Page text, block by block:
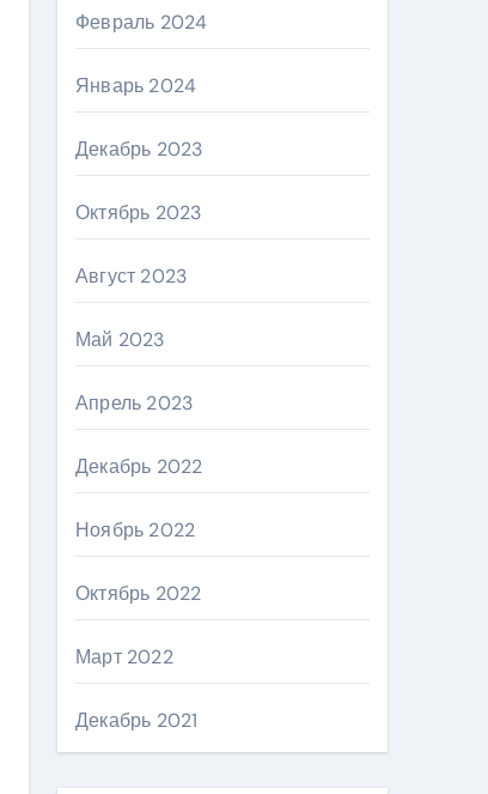
Февраль 2024
Январь 2024
Декабрь 2023
Октябрь 2023
Август 2023
Май 2023
Апрель 2023
Декабрь 2022
Ноябрь 2022
Октябрь 2022
Март 2022
Декабрь 2021